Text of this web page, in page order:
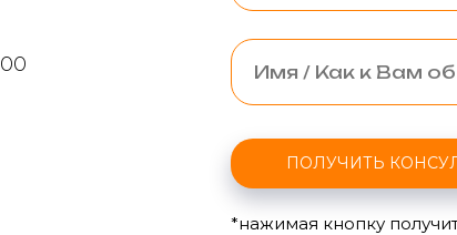
ПОЛУЧИТЬ
*нажимая кнопку